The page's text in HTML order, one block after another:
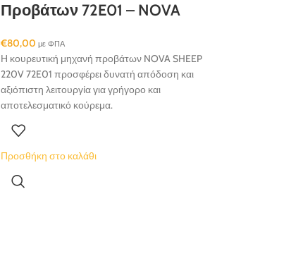
Προβάτων 72E01 – NOVA
€80,00 με ΦΠΑ
Η κουρευτική μηχανή προβάτων NOVA SHEEP
220V 72E01 προσφέρει δυνατή απόδοση και
αξιόπιστη λειτουργία για γρήγορο και
αποτελεσματικό κούρεμα.
Προσθήκη στο καλάθι